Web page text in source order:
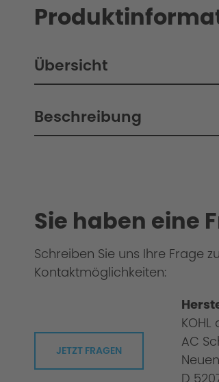
Übersicht
Beschreibung
Sie haben eine
Schreiben Sie uns Ihre Frage
Kontaktmöglichkeiten:
JETZT FRAGEN
AC
D